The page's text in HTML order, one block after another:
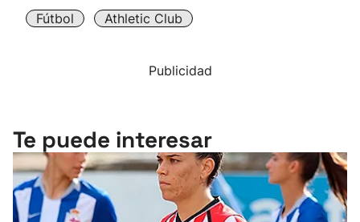
Fútbol Athletic Club
Publicidad
Te puede interesar